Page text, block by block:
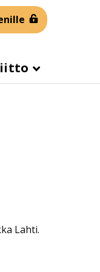
Lahti.